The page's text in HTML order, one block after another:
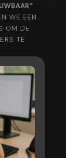
WE EEN
OM DE
TE